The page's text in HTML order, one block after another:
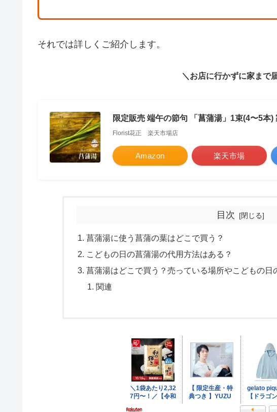
それでは詳しくご紹介します。
＼お店に行かずに家まで
限定販売 端午の節句 「菖蒲湯」1束(4〜5本)
Florist花正 楽天市場店
Amazon 楽天市場
目次
菖蒲湯に使う菖蒲の葉はどこで買う？
こどもの日の菖蒲湯の代用方法はある？
菖蒲湯はどこで買う？売っている場所やこどもの
関連